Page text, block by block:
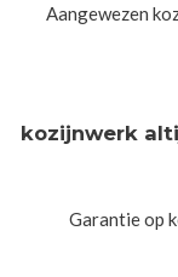
Aangewezen
kozijnwerk
Garantie op